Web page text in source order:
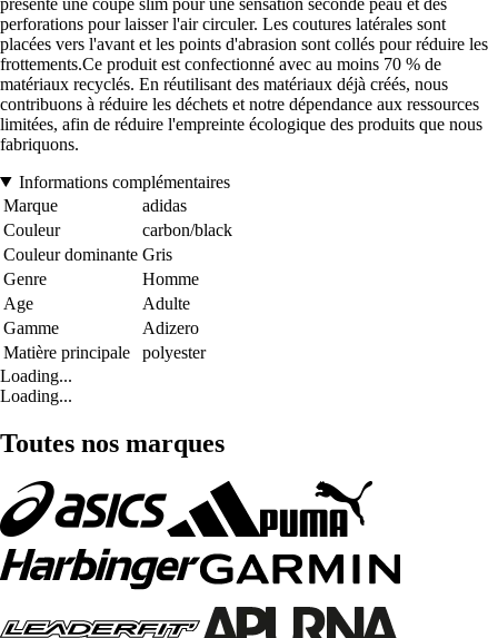
perforations pour laisser l'air circuler. Les coutures latérales sont
placées vers l'avant et les points d'abrasion sont collés pour réduire les
frottements.Ce produit est confectionné avec au moins 70 % de
matériaux recyclés. En réutilisant des matériaux déjà créés, nous
contribuons à réduire les déchets et notre dépendance aux ressources
limitées, afin de réduire l'empreinte écologique des produits que nous
fabriquons.
Informations complémentaires
Marque
adidas
Couleur
carbon/black
Couleur dominante Gris
Genre
Homme
Age
Adulte
Gamme
Adizero
Matière principale
polyester
Loading...
Loading...
Toutes nos marques